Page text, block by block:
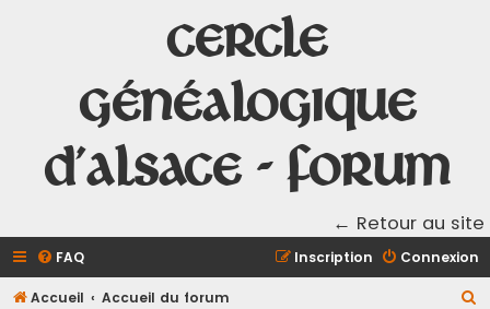
Cercle
Généalogique
d'Alsace - Forum
← Retour au site
FAQ Connexion
Inscription
Accueil Accueil du forum